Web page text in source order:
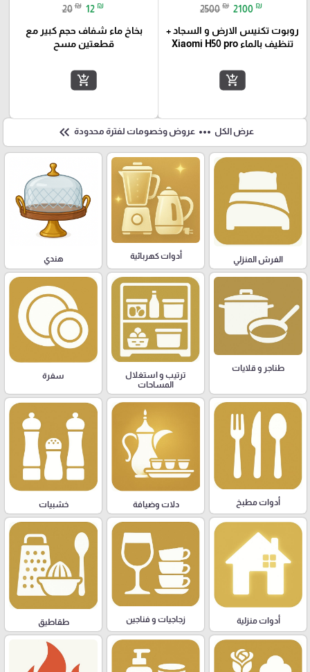
2500 ₪ 2100 ₪
روبوت تكنيس الارض و السجاد +
تنظيف بالماء Xiaomi H50 pro
add_shopping_cart
20 ₪ 12 ₪
بخاخ ماء شفاف حجم كبير مع
قطعتين مسح
add_shopping_cart
عرض الكل more_horiz عروض وخصومات لفترة محدودة keyboard_double_arrow_left
الفرش المنزلي أدوات كهربائية هندي
طناجر و قلايات
ترتيب و استغلال
المساحات
سفرة
أدوات مطبخ دلات وضيافة خشبيات
أدوات منزلية زجاجيات و فناجين طقاطيق